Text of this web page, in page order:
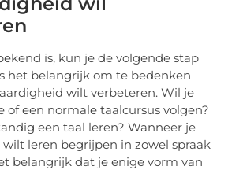
is, kun je de volgende stap
het belangrijk om te bedenken
wilt verbeteren. Wil je
of een normale taalcursus volgen?
een taal leren? Wanneer je
leren begrijpen in zowel spraak
belangrijk dat je enige vorm van